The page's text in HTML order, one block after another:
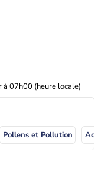
à 07h00 (heure locale)
Pollens et Pollution